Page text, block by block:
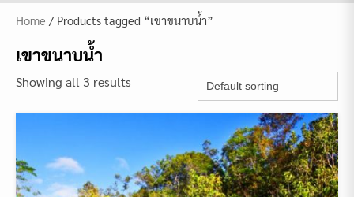
Home / Products tagged “เขาขนาบน้ำ”
เขาขนาบน้ำ
Showing all 3 results